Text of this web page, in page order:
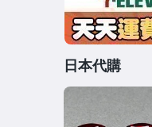
日本代購